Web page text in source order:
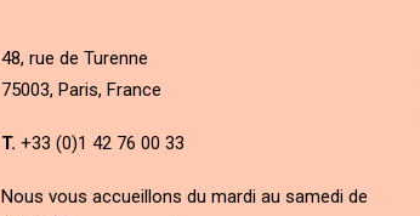
48, rue de Turenne
75003, Paris, France
T. +33 (0)1 42 76 00 33
Nous vous accueillons du mardi au samedi de